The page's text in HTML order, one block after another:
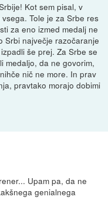
Kot sem pisal, v
Tole je za Srbe res
za eno izmed medalj ne
Srbi največje razočaranje
še prej. Za Srbe se
medaljo, da ne govorim,
nič ne more. In prav
pravtako morajo dobimi
Upam pa, da ne
genialnega